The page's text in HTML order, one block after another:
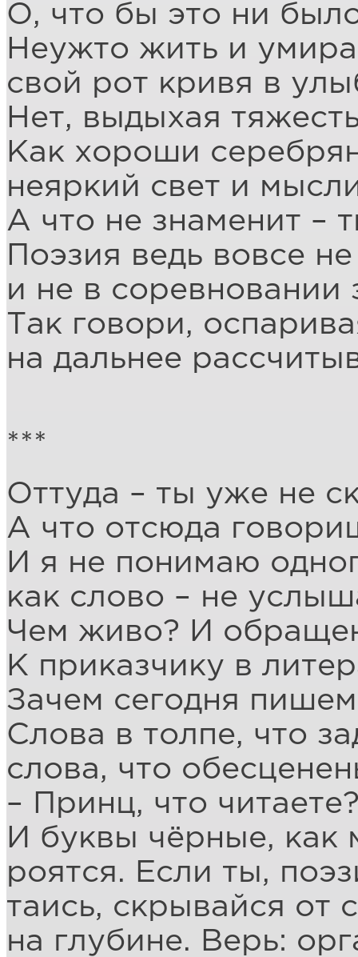
О, что бы это ни
Неужто жить и
свой рот кривя в
Нет, выдыхая
Как хороши
неяркий свет и
А что не знаменит –
Поэзия ведь вовсе
и не в соревновании
Так говори,
на дальнее
***
Оттуда – ты уже не
А что отсюда
И я не понимаю
как слово – не
Чем живо? И
К приказчику в
Зачем сегодня
Слова в толпе, что
слова, что
– Принц, что
И буквы чёрные, как
роятся. Если ты,
таись, скрывайся от
на глубине. Верь: